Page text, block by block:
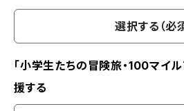
選択する（必
「小学生たちの冒険旅・100マイ
援する